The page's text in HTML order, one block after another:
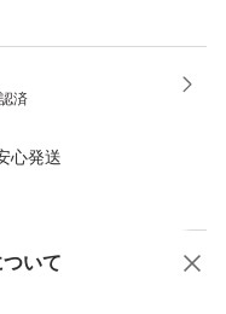
済
心発送
いて
商品への質問